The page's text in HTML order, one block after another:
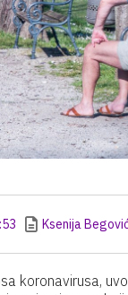
Ksenija
koronavirusa,